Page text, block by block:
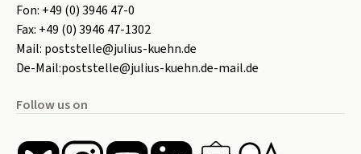
Fon: +49 (0) 3946 47-0
Fax: +49 (0) 3946 47-1302
Mail: poststelle@julius-kuehn.de
De-Mail:poststelle@julius-kuehn.de-mail.de
Follow us on